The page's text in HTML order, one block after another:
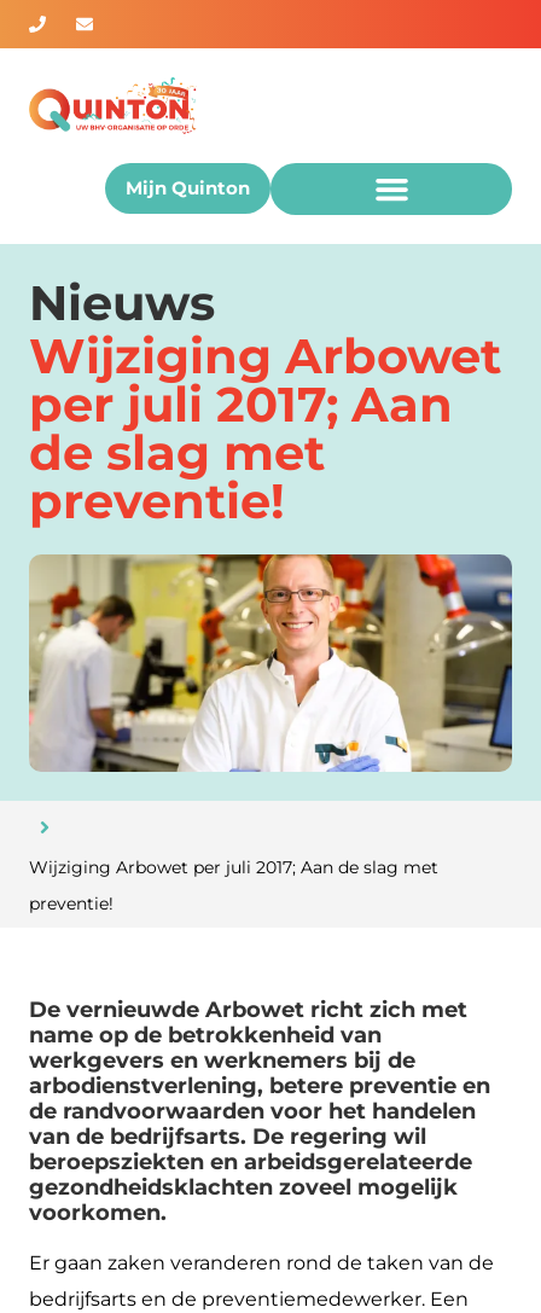
Mijn Quinton
Wijziging Arbowet
per juli 2017; Aan
de slag met
preventie!
Nieuws
Wijziging Arbowet per juli 2017; Aan de slag met
preventie!
De vernieuwde Arbowet richt zich met
name op de betrokkenheid van
werkgevers en werknemers bij de
arbodienstverlening, betere preventie en
de randvoorwaarden voor het handelen
van de bedrijfsarts. De regering wil
beroepsziekten en arbeidsgerelateerde
gezondheidsklachten zoveel mogelijk
voorkomen.
Er gaan zaken veranderen rond de taken van de
bedrijfsarts en de preventiemedewerker. Een